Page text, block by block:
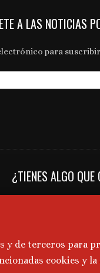
A LAS NOTICIAS
para
¿TIENES ALGO QUE
y todo lo
convocatorias de
y de terceros para
cookies y